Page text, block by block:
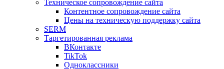
Техническое сопровождение сайта
Контентное сопровождение сайта
Цены на техническую поддержку сайта
SERM
Таргетированная реклама
ВКонтакте
TikTok
Одноклассники